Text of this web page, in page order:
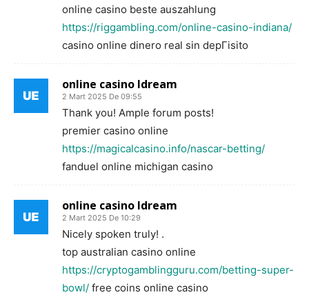
online casino beste auszahlung
https://riggambling.com/online-casino-indiana/
casino online dinero real sin depГіsito
online casino ldream
2 Mart 2025 De 09:55
Thank you! Ample forum posts!
premier casino online
https://magicalcasino.info/nascar-betting/
fanduel online michigan casino
online casino ldream
2 Mart 2025 De 10:29
Nicely spoken truly! .
top australian casino online
https://cryptogamblingguru.com/betting-super-
bowl/ free coins online casino